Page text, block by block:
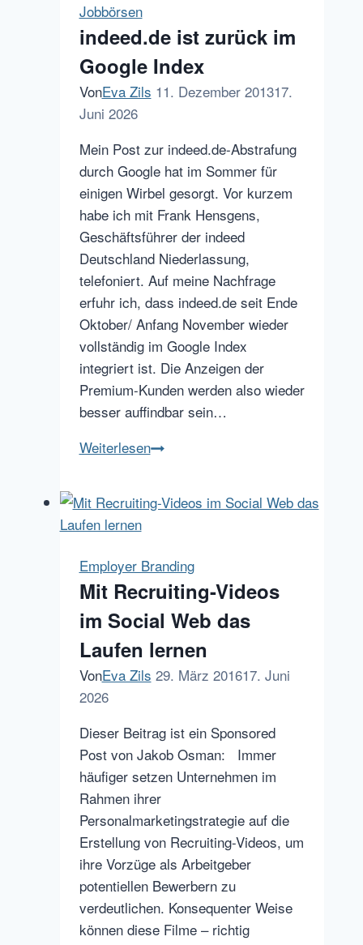
Jobbörsen
indeed.de ist zurück im
Google Index
VonEva Zils 11. Dezember 201317.
Juni 2026
Mein Post zur indeed.de-Abstrafung
durch Google hat im Sommer für
einigen Wirbel gesorgt. Vor kurzem
habe ich mit Frank Hensgens,
Geschäftsführer der indeed
Deutschland Niederlassung,
telefoniert. Auf meine Nachfrage
erfuhr ich, dass indeed.de seit Ende
Oktober/ Anfang November wieder
vollständig im Google Index
integriert ist. Die Anzeigen der
Premium-Kunden werden also wieder
besser auffindbar sein…
Weiterlesenindeed.de
im
Index
Employer Branding
Mit Recruiting-Videos
im Social Web das
Laufen lernen
VonEva Zils 29. März 201617. Juni
2026
Dieser Beitrag ist ein Sponsored
Post von Jakob Osman: Immer
häufiger setzen Unternehmen im
Rahmen ihrer
Personalmarketingstrategie auf die
Erstellung von Recruiting-Videos, um
ihre Vorzüge als Arbeitgeber
potentiellen Bewerbern zu
verdeutlichen. Konsequenter Weise
können diese Filme – richtig